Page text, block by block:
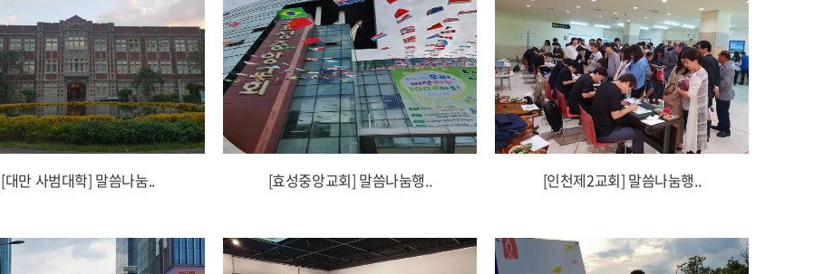
[대만 사범대학] 말씀나눔.. [효성중앙교회] 말씀나눔행.. [인천제2교회] 말씀나눔행..